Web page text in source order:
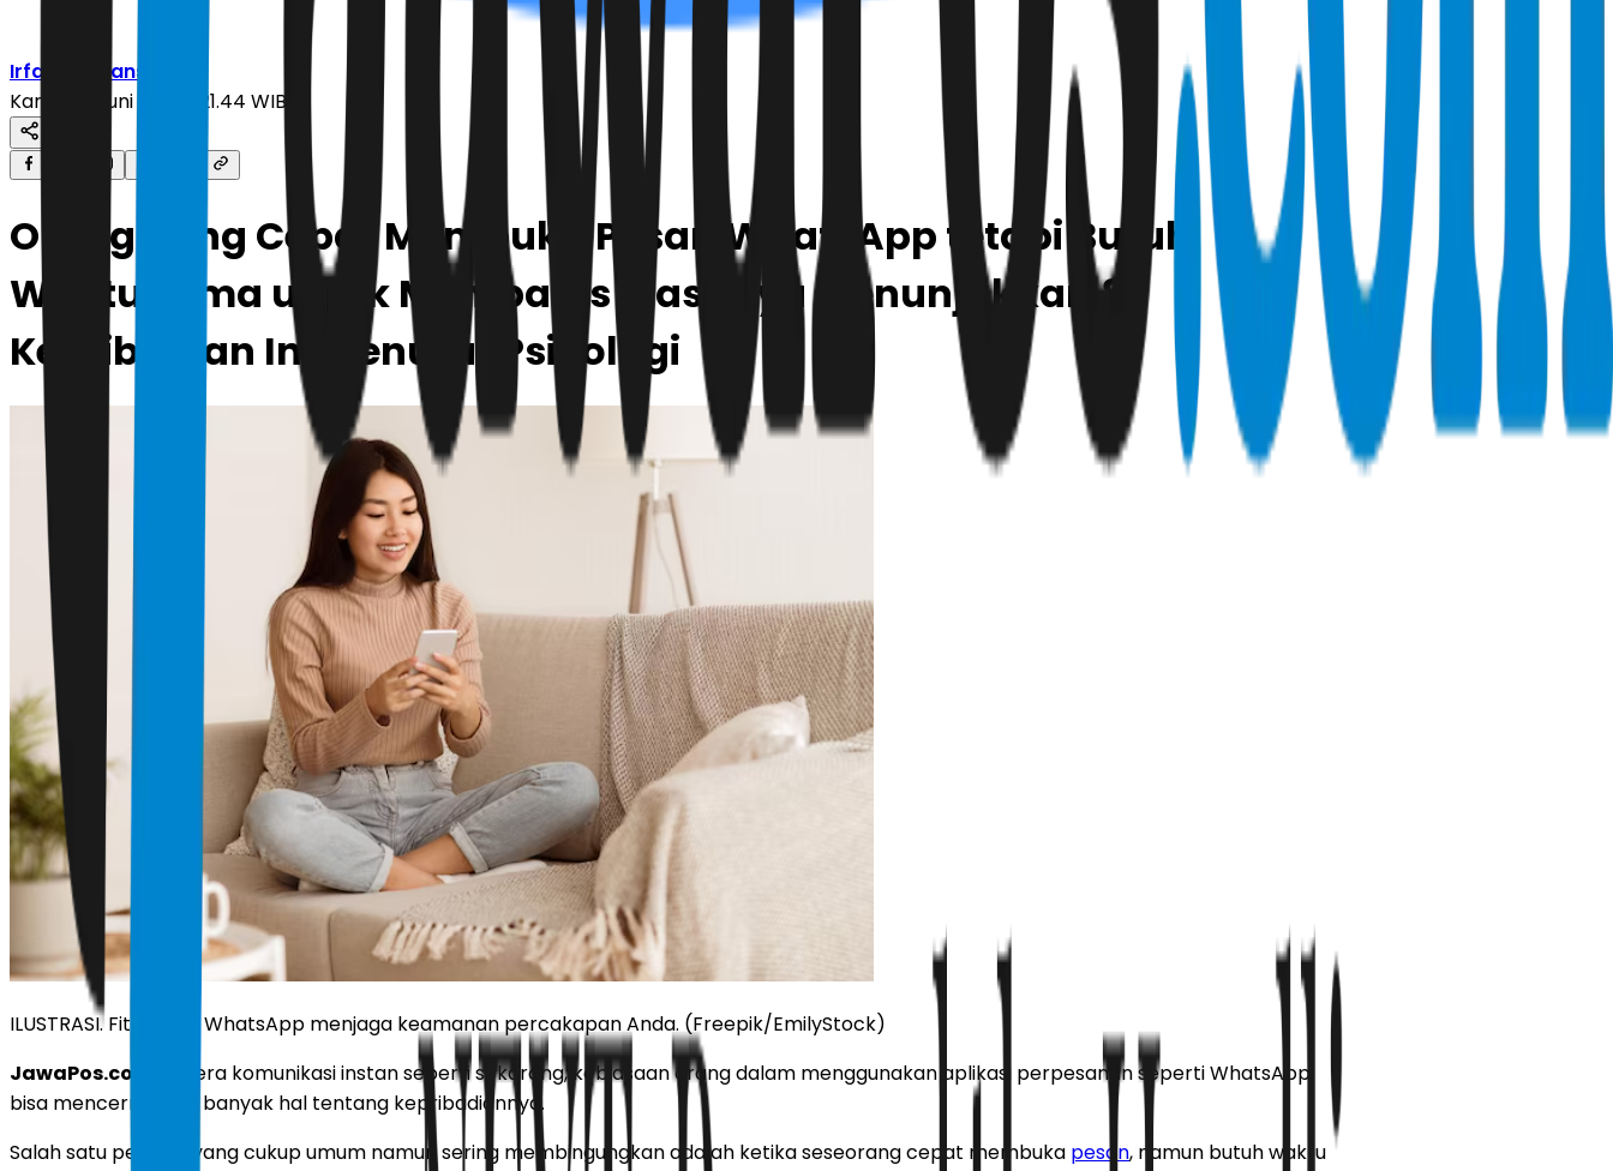
Irfan Ferdiansyah
Kamis, 19 Juni 2025 | 21.44 WIB
Orang yang Cepat Membuka Pesan WhatsApp tetapi Butuh
Waktu Lama untuk Membalas Biasanya Menunjukkan 8
Kepribadian Ini Menurut Psikologi
ILUSTRASI. Fitur baru WhatsApp menjaga keamanan percakapan Anda. (Freepik/EmilyStock)
JawaPos.com -
Di era komunikasi instan seperti sekarang, kebiasaan orang dalam menggunakan aplikasi perpesanan seperti WhatsApp
bisa mencerminkan banyak hal tentang kepribadiannya.
Salah satu perilaku yang cukup umum namun sering membingungkan adalah ketika seseorang cepat membuka pesan, namun butuh waktu